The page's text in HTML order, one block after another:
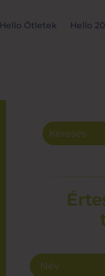
Hello Ötletek Hello